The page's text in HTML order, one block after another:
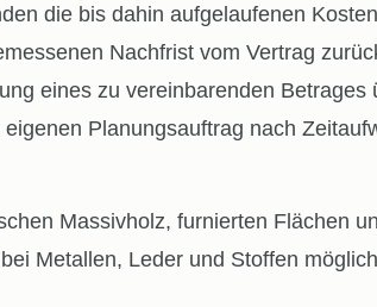
die bis dahin aufgelaufenen
Nachfrist vom Vertrag
eines zu vereinbarenden
Planungsauftrag nach
Massivholz, furnierten Flächen
Metallen, Leder und Stoffen